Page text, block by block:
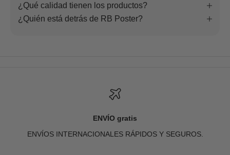
¿Qué calidad tienen los productos?
¿Quién está detrás de RB Poster?
ENVÍO gratis
ENVÍOS INTERNACIONALES RÁPIDOS Y SEGUROS.